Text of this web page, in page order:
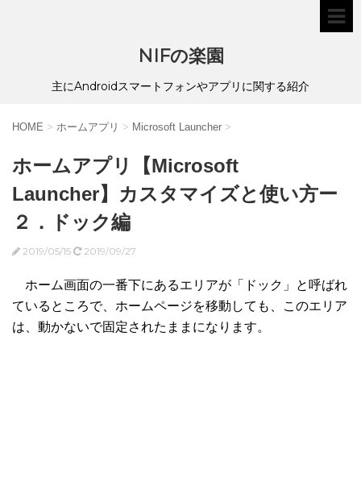
NIFの楽園
主にAndroidスマートフォンやアプリに関する紹介
HOME > ホームアプリ > Microsoft Launcher >
ホームアプリ【Microsoft
Launcher】カスタマイズと使い方ー
２．ドック編
2019/05/15 2019/09/27
ホーム画面の一番下にあるエリアが「ドック」と呼ばれ
ているところで、ホームページを移動しても、このエリア
は、動かないで固定されたままになります。